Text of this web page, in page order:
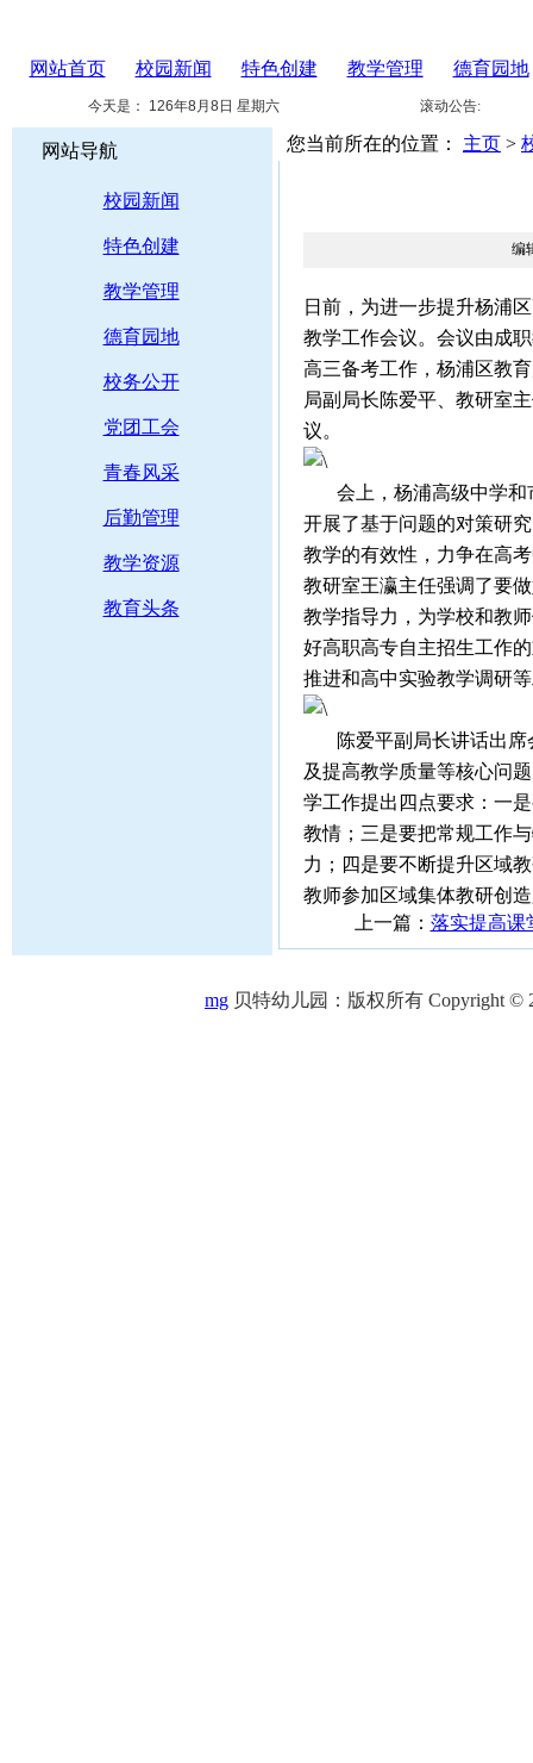
网站首页 校园新闻 特色创建 教学管理 德育园地
今天是： 126年8月8日 星期六 滚动公告:
网站导航
校园新闻
特色创建
教学管理
德育园地
校务公开
党团工会
青春风采
后勤管理
教学资源
教育头条
您当前所在的位置： 主页 >
编
日前，为进一步提升杨浦
教学工作会议。会议由成
高三备考工作，杨浦区教
局副局长陈爱平、教研室
议。
会上，杨浦高级中学和
开展了基于问题的对策研
教学的有效性，力争在高
教研室王瀛主任强调了要
教学指导力，为学校和教
好高职高专自主招生工作
推进和高中实验教学调研
陈爱平副局长讲话出席
及提高教学质量等核心问
学工作提出四点要求：一
教情；三是要把常规工作
力；四是要不断提升区域
教师参加区域集体教研创
上一篇： 落实提高课
mg 贝特幼儿园：版权所有 Copyright ©